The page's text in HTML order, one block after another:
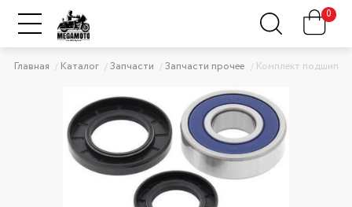
0
Главная Каталог Запчасти Запчасти прочее Комплект